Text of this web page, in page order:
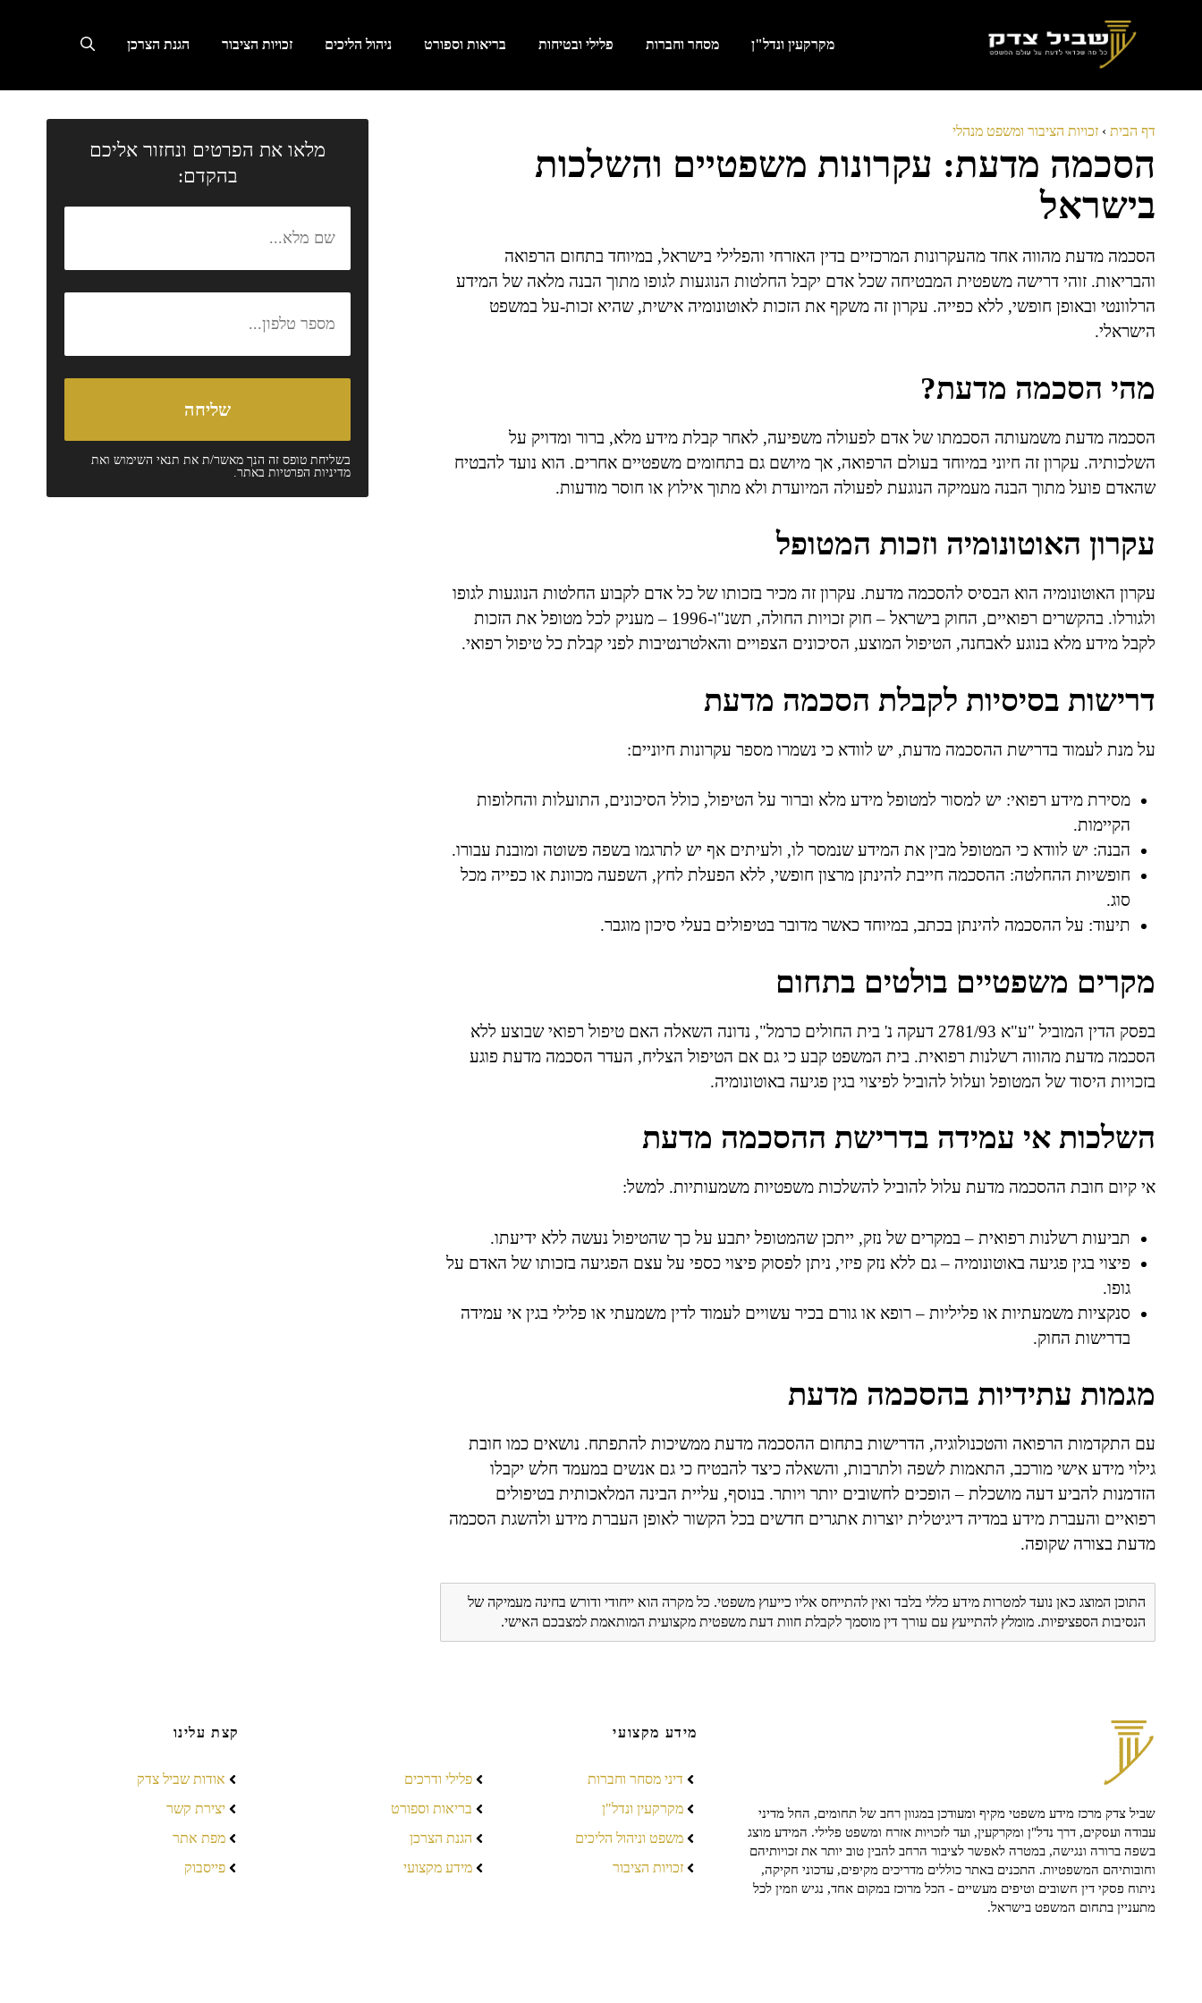
מקרקעין ונדל"ן מסחר וחברות פלילי ובטיחות בריאות וספורט ניהול הליכים זכויות הציבור הגנת הצרכן
דף הבית › זכויות הציבור ומשפט מנהלי
הסכמה מדעת: עקרונות משפטיים והשלכות
בישראל
הסכמה מדעת מהווה אחד מהעקרונות המרכזיים בדין האזרחי והפלילי בישראל, במיוחד בתחום הרפואה
והבריאות. זוהי דרישה משפטית המבטיחה שכל אדם יקבל החלטות הנוגעות לגופו מתוך הבנה מלאה של המידע
הרלוונטי ובאופן חופשי, ללא כפייה. עקרון זה משקף את הזכות לאוטונומיה אישית, שהיא זכות-על במשפט
הישראלי.
מהי הסכמה מדעת?
הסכמה מדעת משמעותה הסכמתו של אדם לפעולה משפיעה, לאחר קבלת מידע מלא, ברור ומדויק על
השלכותיה. עקרון זה חיוני במיוחד בעולם הרפואה, אך מיושם גם בתחומים משפטיים אחרים. הוא נועד להבטיח
שהאדם פועל מתוך הבנה מעמיקה הנוגעת לפעולה המיועדת ולא מתוך אילוץ או חוסר מודעות.
עקרון האוטונומיה וזכות המטופל
עקרון האוטונומיה הוא הבסיס להסכמה מדעת. עקרון זה מכיר בזכותו של כל אדם לקבוע החלטות הנוגעות לגופו
ולגורלו. בהקשרים רפואיים, החוק בישראל – חוק זכויות החולה, תשנ"ו-1996 – מעניק לכל מטופל את הזכות
לקבל מידע מלא בנוגע לאבחנה, הטיפול המוצע, הסיכונים הצפויים והאלטרנטיבות לפני קבלת כל טיפול רפואי.
דרישות בסיסיות לקבלת הסכמה מדעת
על מנת לעמוד בדרישת ההסכמה מדעת, יש לוודא כי נשמרו מספר עקרונות חיוניים:
מסירת מידע רפואי: יש למסור למטופל מידע מלא וברור על הטיפול, כולל הסיכונים, התועלות והחלופות
הקיימות.
הבנה: יש לוודא כי המטופל מבין את המידע שנמסר לו, ולעיתים אף יש לתרגמו בשפה פשוטה ומובנת עבורו.
חופשיות ההחלטה: ההסכמה חייבת להינתן מרצון חופשי, ללא הפעלת לחץ, השפעה מכוונת או כפייה מכל
סוג.
תיעוד: על ההסכמה להינתן בכתב, במיוחד כאשר מדובר בטיפולים בעלי סיכון מוגבר.
מקרים משפטיים בולטים בתחום
בפסק הדין המוביל "ע"א 2781/93 דעקה נ' בית החולים כרמל", נדונה השאלה האם טיפול רפואי שבוצע ללא
הסכמה מדעת מהווה רשלנות רפואית. בית המשפט קבע כי גם אם הטיפול הצליח, העדר הסכמה מדעת פוגע
בזכויות היסוד של המטופל ועלול להוביל לפיצוי בגין פגיעה באוטונומיה.
השלכות אי עמידה בדרישת ההסכמה מדעת
אי קיום חובת ההסכמה מדעת עלול להוביל להשלכות משפטיות משמעותיות. למשל:
תביעות רשלנות רפואית – במקרים של נזק, ייתכן שהמטופל יתבע על כך שהטיפול נעשה ללא ידיעתו.
פיצוי בגין פגיעה באוטונומיה – גם ללא נזק פיזי, ניתן לפסוק פיצוי כספי על עצם הפגיעה בזכותו של האדם על
גופו.
סנקציות משמעתיות או פליליות – רופא או גורם בכיר עשויים לעמוד לדין משמעתי או פלילי בגין אי עמידה
בדרישות החוק.
מגמות עתידיות בהסכמה מדעת
עם התקדמות הרפואה והטכנולוגיה, הדרישות בתחום ההסכמה מדעת ממשיכות להתפתח. נושאים כמו חובת
גילוי מידע אישי מורכב, התאמות לשפה ולתרבות, והשאלה כיצד להבטיח כי גם אנשים במעמד חלש יקבלו
הזדמנות להביע דעה מושכלת – הופכים לחשובים יותר ויותר. בנוסף, עליית הבינה המלאכותית בטיפולים
רפואיים והעברת מידע במדיה דיגיטלית יוצרות אתגרים חדשים בכל הקשור לאופן העברת מידע ולהשגת הסכמה
מדעת בצורה שקופה.
התוכן המוצג כאן נועד למטרות מידע כללי בלבד ואין להתייחס אליו כייעוץ משפטי. כל מקרה הוא ייחודי ודורש בחינה מעמיקה של
הנסיבות הספציפיות. מומלץ להתייעץ עם עורך דין מוסמך לקבלת חוות דעת משפטית מקצועית המותאמת למצבכם האישי.
מלאו את הפרטים ונחזור אליכם
בהקדם:
בשליחת טופס זה הנך מאשר/ת את תנאי השימושואת
מדיניות הפרטיותבאתר.
שביל צדק מרכז מידע משפטי מקיף ומעודכן במגוון רחב של תחומים, החל מדיני
עבודה ועסקים, דרך נדל"ן ומקרקעין, ועד לזכויות אזרח ומשפט פלילי. המידע מוצג
בשפה ברורה ונגישה, במטרה לאפשר לציבור הרחב להבין טוב יותר את זכויותיהם
וחובותיהם המשפטיות. התכנים באתר כוללים מדריכים מקיפים, עדכוני חקיקה,
ניתוח פסקי דין חשובים וטיפים מעשיים - הכל מרוכז במקום אחד, נגיש וזמין לכל
מתעניין בתחום המשפט בישראל.
מידע מקצועי
דיני מסחר וחברות
מקרקעין ונדל"ן
משפט וניהול הליכים
זכויות הציבור
פלילי ודרכים
בריאות וספורט
הגנת הצרכן
מידע מקצועי
קצת עלינו
אודות שביל צדק
יצירת קשר
מפת אתר
פייסבוק